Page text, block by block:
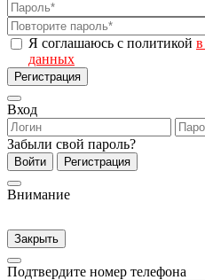
Я соглашаюсь с политикой
данных
Регистрация
Вход
Забыли свой пароль?
Войти Регистрация
Внимание
Закрыть
Подтвердите номер телефона